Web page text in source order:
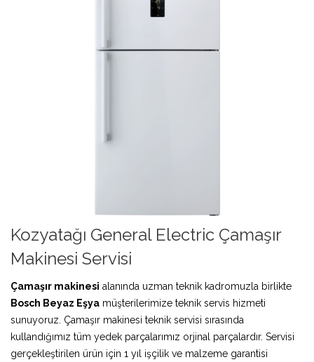
Kozyatağı General Electric Çamaşır
Makinesi Servisi
Çamaşır makinesi alanında uzman teknik kadromuzla birlikte
Bosch Beyaz Eşya müşterilerimize teknik servis hizmeti
sunuyoruz. Çamaşır makinesi teknik servisi sırasında
kullandığımız tüm yedek parçalarımız orjinal parçalardır. Servisi
gerçekleştirilen ürün için 1 yıl işçilik ve malzeme garantisi